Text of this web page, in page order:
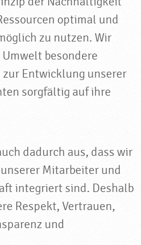
optimal und
zu nutzen. Wir
besondere
Entwicklung unserer
sorgfältig auf ihre
dadurch aus, dass wir
Mitarbeiter und
integriert sind. Deshalb
Respekt, Vertrauen,
und